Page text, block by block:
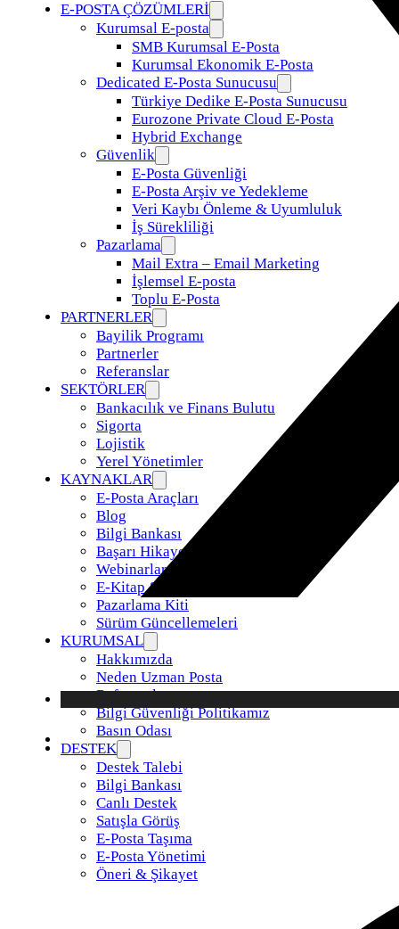
E-POSTA ÇÖZÜMLERİ
Kurumsal E-posta
SMB Kurumsal E-Posta
Kurumsal Ekonomik E-Posta
Dedicated E-Posta Sunucusu
Türkiye Dedike E-Posta Sunucusu
Eurozone Private Cloud E-Posta
Hybrid Exchange
Güvenlik
E-Posta Güvenliği
E-Posta Arşiv ve Yedekleme
Veri Kaybı Önleme & Uyumluluk
İş Sürekliliği
Pazarlama
Mail Extra – Email Marketing
İşlemsel E-posta
Toplu E-Posta
PARTNERLER
Bayilik Programı
Partnerler
Referanslar
SEKTÖRLER
Bankacılık ve Finans Bulutu
Sigorta
Lojistik
Yerel Yönetimler
KAYNAKLAR
E-Posta Araçları
Blog
Bilgi Bankası
Başarı Hikayeleri
Webinarlar
E-Kitap & Raporlar
Pazarlama Kiti
Sürüm Güncellemeleri
KURUMSAL
Hakkımızda
Neden Uzman Posta
Referanslar
Bilgi Güvenliği Politikamız
Basın Odası
DESTEK
Destek Talebi
Bilgi Bankası
Canlı Destek
Satışla Görüş
E-Posta Taşıma
E-Posta Yönetimi
Öneri & Şikayet